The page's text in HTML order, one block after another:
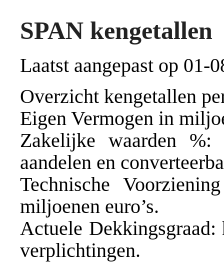
SPAN kengetallen
Laatst aangepast op 01-
Overzicht kengetallen
Eigen Vermogen in
Zakelijke waarden %:
aandelen en
Technische
miljoenen euro’s.
Actuele Dekkingsgraad:
verplichtingen.